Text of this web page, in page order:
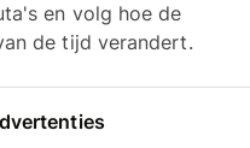
en volg hoe de
de tijd verandert.